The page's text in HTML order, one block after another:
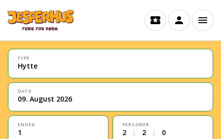
TYPE
Hytte
DATO
09. August 2026
ENHED
1
PERSONER
2 | 2 | 0